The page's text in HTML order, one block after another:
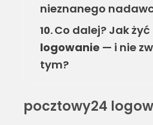
nieznanego
10.Co dalej? Jak żyć
logowanie — i nie
tym?
pocztowy24